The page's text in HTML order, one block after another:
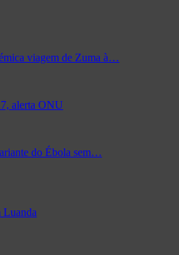
viagem de Zuma à…
alerta ONU
do Ébola sem…
Luanda